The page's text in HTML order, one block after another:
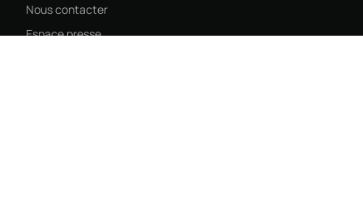
Nous contacter
Espace presse